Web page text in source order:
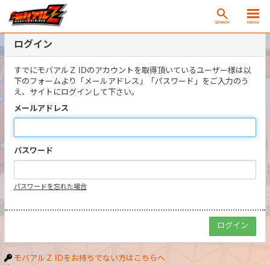
SEARCH MENU
ログイン
すでにモバアルＺ IDのアカウントを取得頂いているユーザー様は以
下のフォームより「メールアドレス」「パスワード」をご入力のう
え、サイトにログインして下さい。
メールアドレス
パスワード
パスワードを忘れた場合
モバアルＺ IDをお持ちでない方はこちらへ